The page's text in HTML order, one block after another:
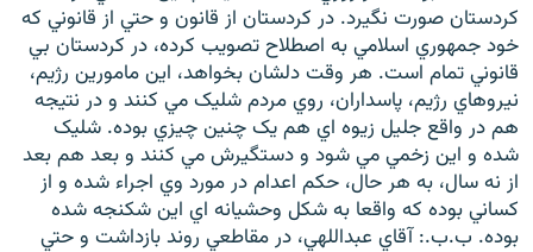
کردستان صورت نگيرد. در کردستان از قانون و حتي از قانوني که
خود جمهوري اسلامي به اصطلاح تصويب کرده، در کردستان بي
قانوني تمام است. هر وقت دلشان بخواهد، اين مامورين رژيم،
نيروهاي رژيم، پاسداران، روي مردم شليک مي کنند و در نتيجه
هم در واقع جليل زيوه اي هم يک چنين چيزي بوده. شليک
شده و اين زخمي مي شود و دستگيرش مي کنند و بعد هم بعد
از نه سال، به هر حال، حکم اعدام در مورد وي اجراء شده و از
کساني بوده که واقعا به شکل وحشيانه اي اين شکنجه شده
بوده. ب.ب.: آقاي عبداللهي، در مقاطعي روند بازداشت و حتي